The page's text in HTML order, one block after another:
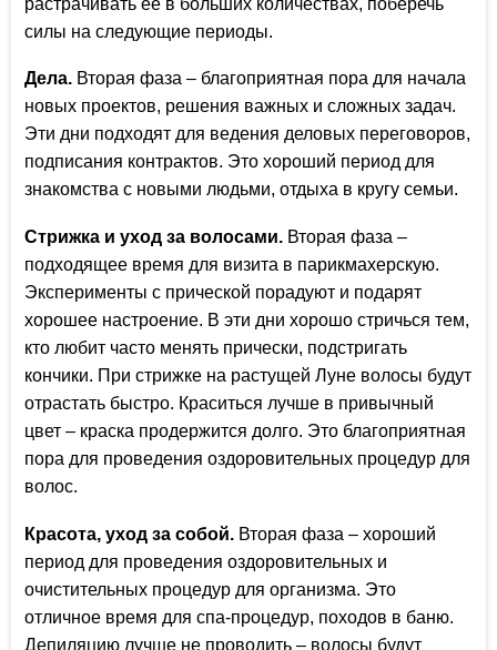
силы на следующие периоды.
Дела. Вторая фаза – благоприятная пора для начала
новых проектов, решения важных и сложных задач.
Эти дни подходят для ведения деловых переговоров,
подписания контрактов. Это хороший период для
знакомства с новыми людьми, отдыха в кругу семьи.
Стрижка и уход за волосами. Вторая фаза –
подходящее время для визита в парикмахерскую.
Эксперименты с прической порадуют и подарят
хорошее настроение. В эти дни хорошо стричься тем,
кто любит часто менять прически, подстригать
кончики. При стрижке на растущей Луне волосы будут
отрастать быстро. Краситься лучше в привычный
цвет – краска продержится долго. Это благоприятная
пора для проведения оздоровительных процедур для
волос.
Красота, уход за собой. Вторая фаза – хороший
период для проведения оздоровительных и
очистительных процедур для организма. Это
отличное время для спа-процедур, походов в баню.
Депиляцию лучше не проводить – волосы будут